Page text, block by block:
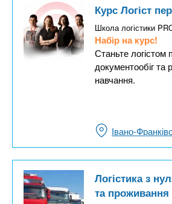
Курс Логіст
Школа логістики
Набір на курс!
Станьте логістом
документообіг та
навчання.
Івано-
Логістика з
та